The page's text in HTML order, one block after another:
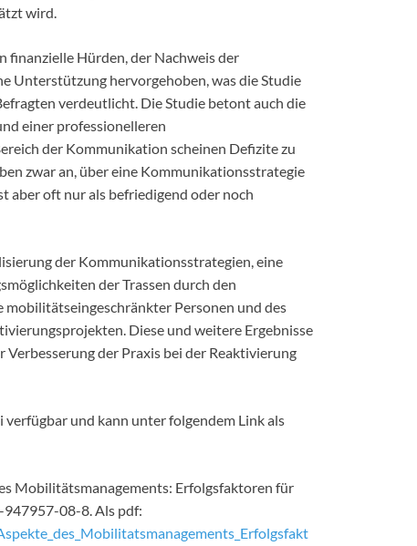
wird.
Hürden, der Nachweis der
Unterstützung hervorgehoben, was die Studie
verdeutlicht. Die Studie betont auch die
einer professionelleren
der Kommunikation scheinen Defizite zu
zwar an, über eine Kommunikationsstrategie
aber oft nur als befriedigend oder noch
der Kommunikationsstrategien, eine
der Trassen durch den
Personen und des
Diese und weitere Ergebnisse
der Praxis bei der Reaktivierung
und kann unter folgendem Link als
Mobilitätsmanagements: Erfolgsfaktoren für
947957-08-8. Als pdf: